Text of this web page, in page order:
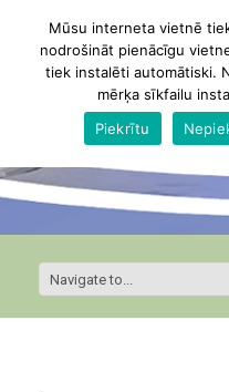
Mūsu interneta vietnē
nodrošināt pienācīgu
tiek instalēti automātiski.
mērķa sīkfailu
Piekrītu